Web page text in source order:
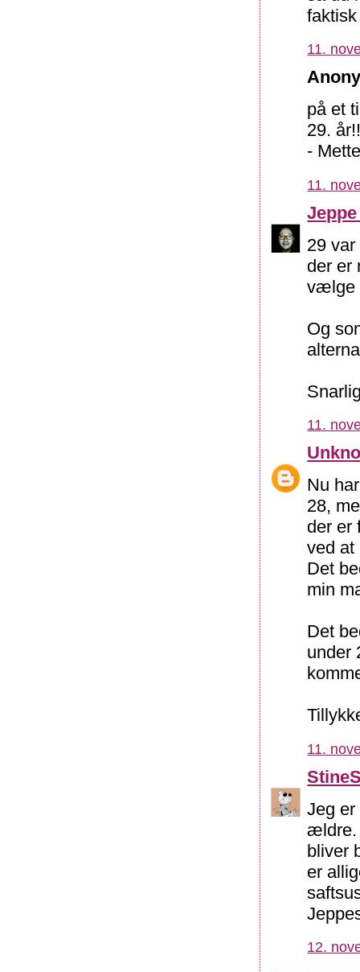
11.
på et
29.
-
11.
29
der er
vælge
Og
11.
Nu
28,
der er
ved at
Det
min
Det
under
11.
Jeg
ældre.
bliver
er
12.